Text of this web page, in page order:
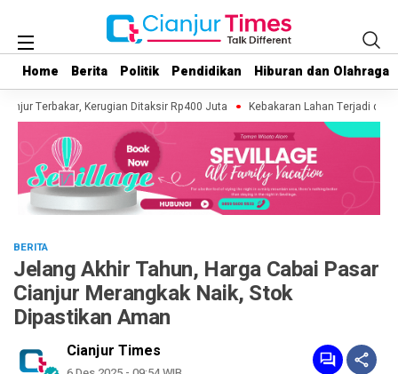
Home Berita Politik Pendidikan Hiburan dan Olahraga
Home Berita Politik Pendidikan Hiburan dan Olahraga
Terbakar, Kerugian Ditaksir Rp400 Juta Kebakaran Lahan Terjadi di
BERITA
Jelang Akhir Tahun, Harga Cabai Pasar
Cianjur Merangkak Naik, Stok
Dipastikan Aman
Cianjur Times